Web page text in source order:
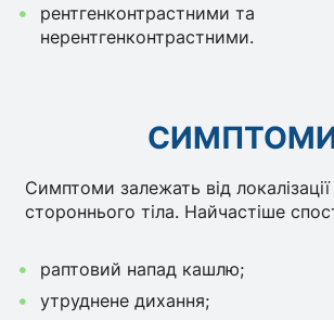
рентгенконтрастними та
нерентгенконтрастними.
Симптоми залежать від
стороннього тіла. Найчастіше
раптовий напад кашлю;
утруднене дихання;